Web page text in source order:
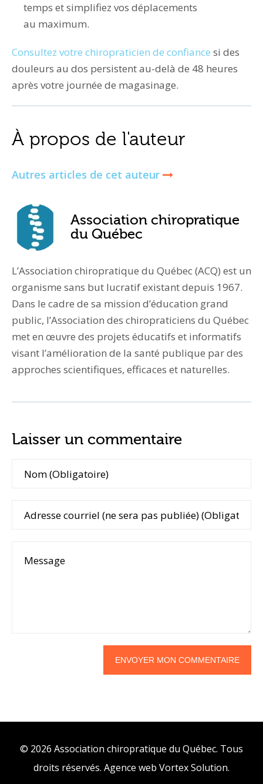
temps et simplifiez vos déplacements
au maximum.
Consultez votre chiropraticien de confiance si des
douleurs au dos persistent au-delà de 48 heures
après votre journée de magasinage.
À propos de l'auteur
Autres articles de cet auteur
Association chiropratique
du Québec
L’Association chiropratique du Québec (ACQ) est un
organisme sans but lucratif existant depuis 1967.
Dans le cadre de sa mission d’éducation grand
public, l’Association des chiropraticiens du Québec
met en œuvre des projets éducatifs et informatifs
visant l’amélioration de la santé publique par des
approches scientifiques, efficaces et naturelles.
Laisser un commentaire
© 2026 Association chiropratique du Québec. Tous
droits réservés. Agence web Vortex Solution.